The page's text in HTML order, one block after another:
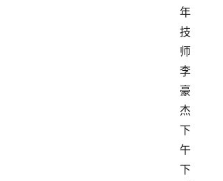
年
技
师
李
豪
杰
下
午
下